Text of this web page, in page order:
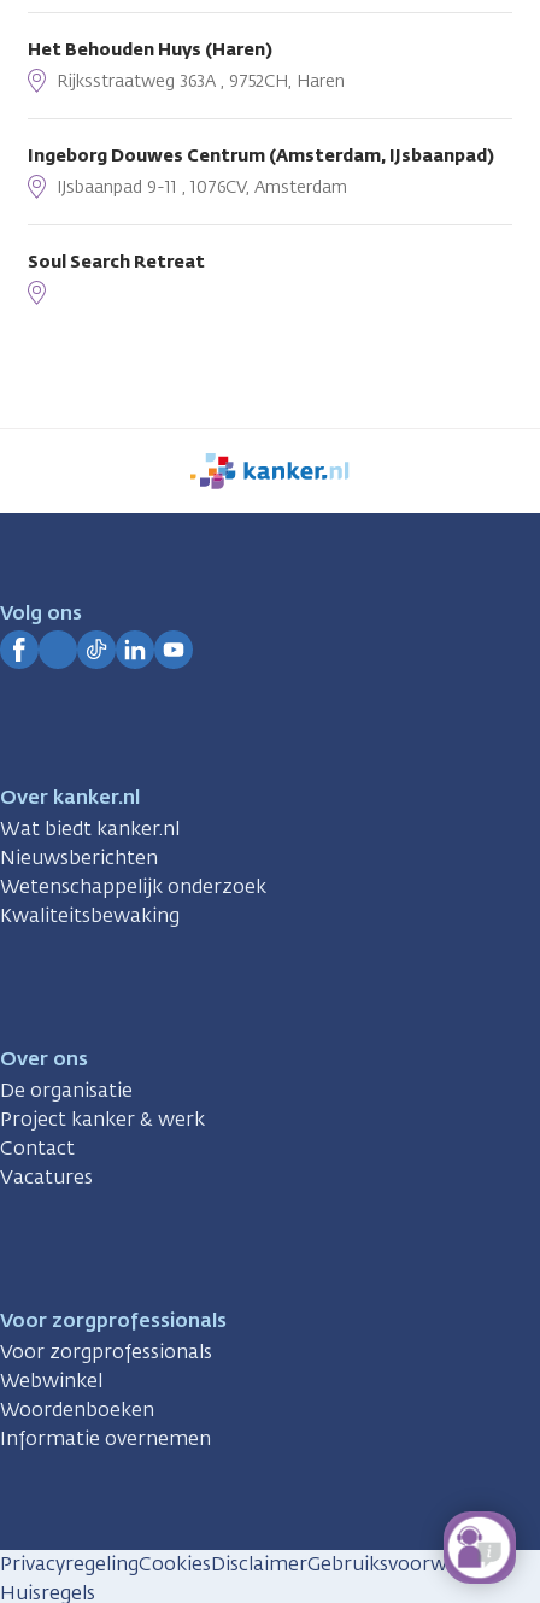
Het Behouden Huys (Haren)
Rijksstraatweg 363A , 9752CH, Haren
Ingeborg Douwes Centrum (Amsterdam, IJsbaanpad)
IJsbaanpad 9-11 , 1076CV, Amsterdam
Soul Search Retreat
We
zijn
Volg ons
Over kanker.nl
Wat biedt kanker.nl
Nieuwsberichten
Wetenschappelijk onderzoek
Kwaliteitsbewaking
Over ons
De organisatie
Project kanker & werk
Contact
Vacatures
Voor zorgprofessionals
Voor zorgprofessionals
Webwinkel
Woordenboeken
Informatie overnemen
PrivacyregelingCookiesDisclaimerGebruiksvoorwaarden
Huisregels